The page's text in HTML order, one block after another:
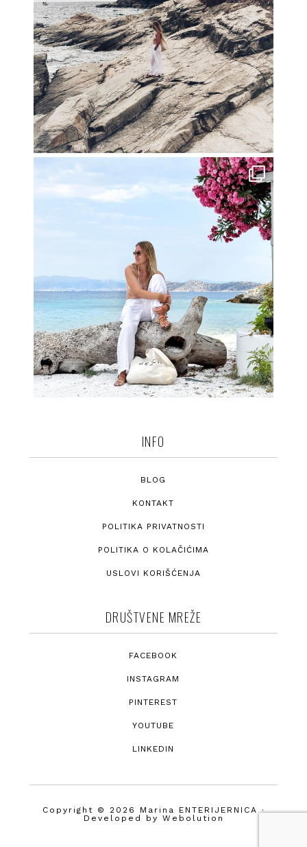
INFO
BLOG
KONTAKT
POLITIKA PRIVATNOSTI
POLITIKA O KOLAČIĆIMA
USLOVI KORIŠĆENJA
DRUŠTVENE MREŽE
FACEBOOK
INSTAGRAM
PINTEREST
YOUTUBE
LINKEDIN
Copyright © 2026 Marina ENTERIJERNICA ·
Developed by Webolution